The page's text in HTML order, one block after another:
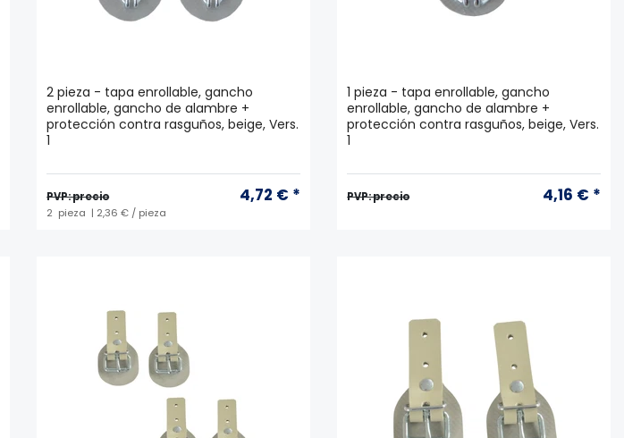
2 pieza - tapa enrollable, gancho
enrollable, gancho de alambre +
protección contra rasguños, beige, Vers.
1
PVP: precio 4,72 € *
2 pieza | 2,36 € / pieza
1 pieza - tapa enrollable, gancho
enrollable, gancho de alambre +
protección contra rasguños, beige, Vers.
1
PVP: precio 4,16 € *